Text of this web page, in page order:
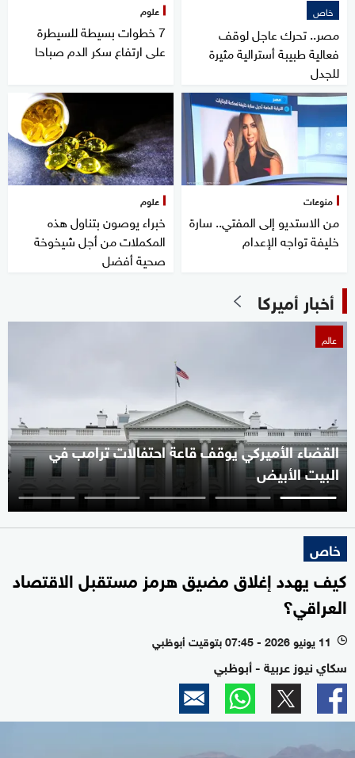
خاص
مصر.. تحرك عاجل لوقف
فعالية طبيبة أسترالية مثيرة
للجدل
علوم
7 خطوات بسيطة للسيطرة
على ارتفاع سكر الدم صباحا
منوعات
من الاستديو إلى المفتي.. سارة
خليفة تواجه الإعدام
علوم
خبراء يوصون بتناول هذه
المكملات من أجل شيخوخة
صحية أفضل
أخبار أميركا
عالم
القضاء الأميركي يوقف قاعة احتفالات ترامب في
البيت الأبيض
خاص
كيف يهدد إغلاق مضيق هرمز مستقبل الاقتصاد
العراقي؟
l 11 يونيو 2026 - 07:45 بتوقيت أبوظبي
سكاي نيوز عربية - أبوظبي